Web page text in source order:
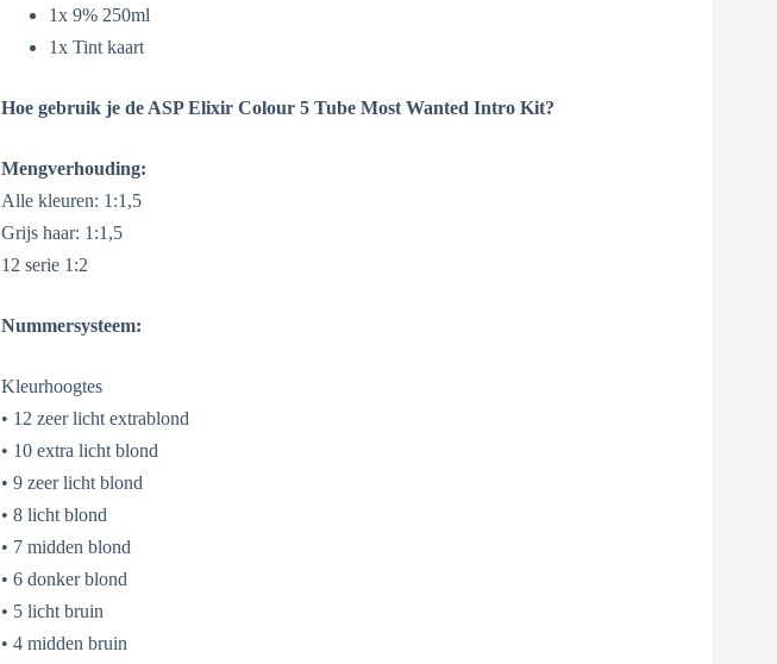
1x 9% 250ml
1x Tint kaart
Hoe gebruik je de ASP Elixir Colour 5 Tube Most Wanted Intro Kit?
Mengverhouding:
Alle kleuren: 1:1,5
Grijs haar: 1:1,5
12 serie 1:2
Nummersysteem:
Kleurhoogtes
• 12 zeer licht extrablond
• 10 extra licht blond
• 9 zeer licht blond
• 8 licht blond
• 7 midden blond
• 6 donker blond
• 5 licht bruin
• 4 midden bruin